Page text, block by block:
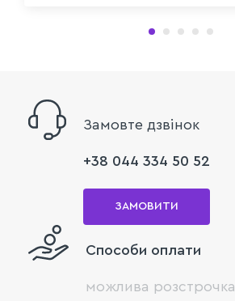
Замовте дзвінок
+38 044 334 50 52
ЗАМОВИТИ
Способи оплати
можлива розстрочка